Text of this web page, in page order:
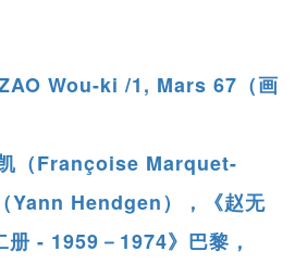
Wou-ki /1, Mars 67（画
（Françoise Marquet-
Yann Hendgen），《赵无
- 1959－1974》巴黎，